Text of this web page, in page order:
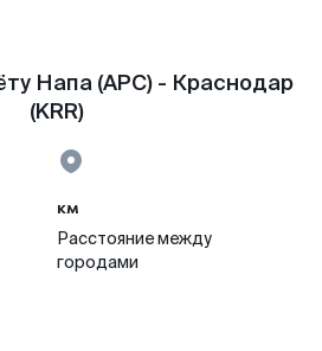
Напа (APC) - Краснодар
(KRR)
км
Расстояние между
городами